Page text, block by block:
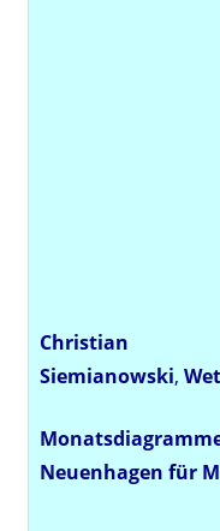
Christian
Siemianowski,
Neuenhagen für